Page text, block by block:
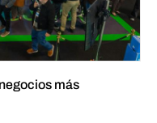
más